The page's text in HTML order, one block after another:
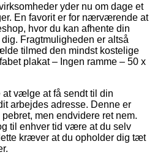
yder nu om dage et
En favorit er for nærværende at
hvor du kan afhente din
Fragtmuligheden er altså
tilmed den mindst kostelige
plakat – Ingen ramme – 50 x
vælge at få sendt til din
arbejdes adresse. Denne er
men endvidere ret nem.
til enhver tid være at du selv
kræver at du opholder dig tæt